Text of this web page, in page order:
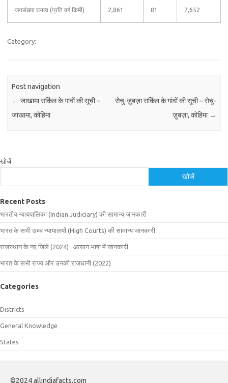
जनसंख्या घनत्व (प्रति वर्ग किमी) 2,861 81 7,652
Category:
Post navigation
← जाखामा सर्किल के गांवों की सूची –
जाखामा, कोहिमा
सेचु-ज़ुबज़ा सर्किल के गांवों की सूची – सेचु-
ज़ुबज़ा, कोहिमा →
खोजें
खोजें
Recent Posts
भारतीय न्यायपालिका (Indian Judiciary) की सामान्य जानकारी
भारत के सभी उच्च न्यायालयों (High Courts) की सामान्य जानकारी
राजस्थान के नए जिले (2024) : आसान भाषा में जानकारी
भारत के सभी राज्य और उनकी राजधानी (2022)
Categories
Districts
General Knowledge
States
©2024 allindiafacts.com